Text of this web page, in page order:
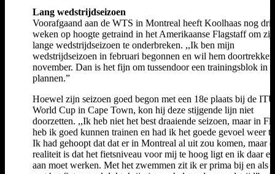
Lang wedstrijdseizoen
Voorafgaand aan de WTS in Montreal heeft Koolhaas nog drie
weken op hoogte getraind in het Amerikaanse Flagstaff om
lange wedstrijdseizoen te onderbreken. ,,Ik ben mijn
wedstrijdseizoen in februari begonnen en wil hem
november. Dan is het fijn om tussendoor een trainingsblok in
plannen.”
Hoewel zijn seizoen goed begon met een 18e plaats bij de ITU
World Cup in Cape Town, kon hij deze stijgende lijn niet
doorzetten. ,,Ik heb niet het best draaiende seizoen, maar in
heb ik goed kunnen trainen en had ik het goede gevoel weer
Ik had gehoopt dat dat er in Montreal al uit zou komen, maar
realiteit is dat het fietsniveau voor mij te hoog ligt en ik daar
aan moet werken. Met het zwemmen zit ik er prima bij en als